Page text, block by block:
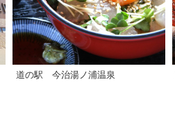
道の駅 今治湯ノ浦温泉